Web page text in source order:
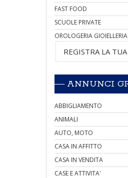
FAST FOOD
SCUOLE PRIVATE
OROLOGERIA GIOIELLERIA
REGISTRA LA
ANNUNCI
ABBIGLIAMENTO
ANIMALI
AUTO, MOTO
CASA IN AFFITTO
CASA IN VENDITA
CASE E ATTIVITA'